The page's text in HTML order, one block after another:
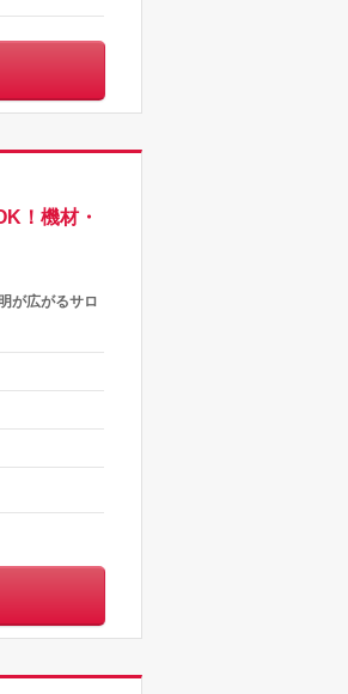
！機材・
が広がるサロ